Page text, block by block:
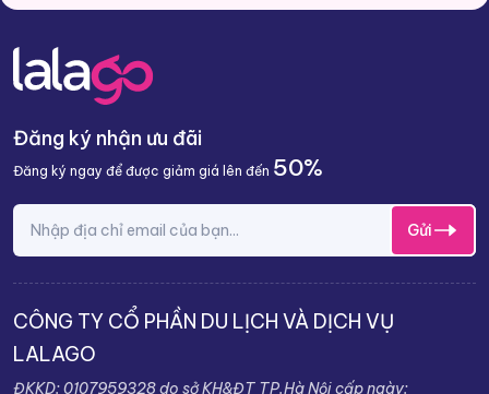
Đăng ký nhận ưu đãi
Đăng ký ngay để được giảm giá lên đến 50%
Gửi
CÔNG TY CỔ PHẦN DU LỊCH VÀ DỊCH VỤ
LALAGO
ĐKKD: 0107959328 do sở KH&ĐT TP.Hà Nội cấp ngày: